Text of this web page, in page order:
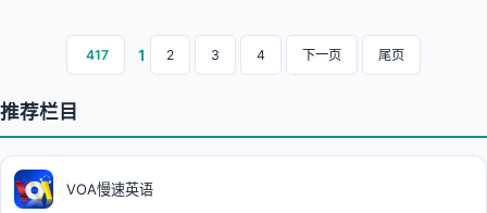
417 1 2 3 4 下一页 尾页
推荐栏目
VOA慢速英语